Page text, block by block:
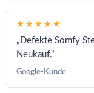
★★★★★
„Defekte Somfy
Neukauf."
Google-Kunde